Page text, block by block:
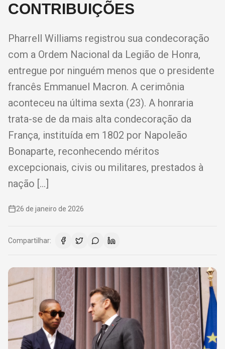
CONTRIBUIÇÕES
Pharrell Williams registrou sua condecoração
com a Ordem Nacional da Legião de Honra,
entregue por ninguém menos que o presidente
francês Emmanuel Macron. A cerimônia
aconteceu na última sexta (23). A honraria
trata-se de da mais alta condecoração da
França, instituída em 1802 por Napoleão
Bonaparte, reconhecendo méritos
excepcionais, civis ou militares, prestados à
nação […]
26 de janeiro de 2026
Compartilhar: